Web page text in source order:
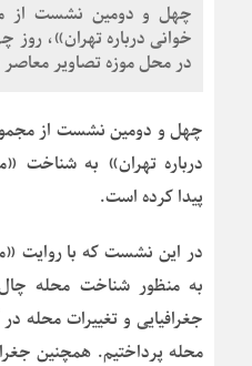
چهل و دومین نشست از
در محل موزه تصاویر معاصر
چهل و دومین نشست از
درباره تهران» به شناخت «
پیدا کرده است.
در این نشست که با روایت «
به منظور شناخت محله
جغرافیایی و تغییرات محله
محله پرداختیم. همچنین